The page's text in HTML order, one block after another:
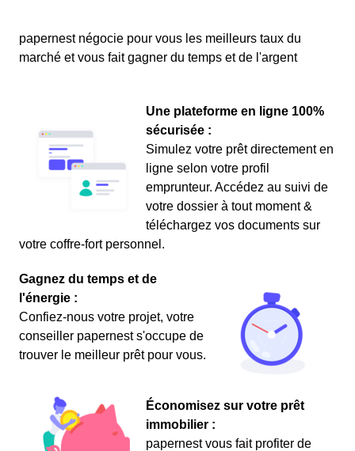
papernest négocie pour vous les meilleurs taux du
marché et vous fait gagner du temps et de l'argent
Une plateforme en ligne 100%
sécurisée :
Simulez votre prêt directement en
ligne selon votre profil
emprunteur. Accédez au suivi de
votre dossier à tout moment &
téléchargez vos documents sur
votre coffre-fort personnel.
Gagnez du temps et de
l'énergie :
Confiez-nous votre projet, votre
conseiller papernest s'occupe de
trouver le meilleur prêt pour vous.
Économisez sur votre prêt
immobilier :
papernest vous fait profiter de